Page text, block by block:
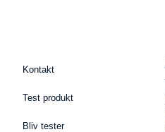
Kontakt
Test produkt
Bliv tester